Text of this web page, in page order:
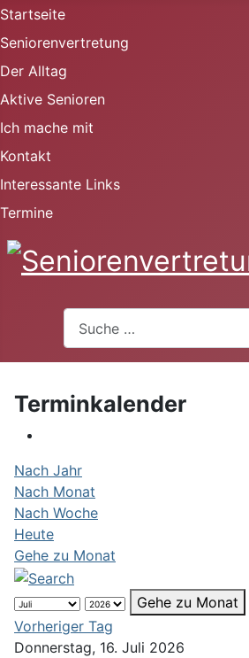
Startseite
Seniorenvertretung
Der Alltag
Aktive Senioren
Ich mache mit
Kontakt
Interessante Links
Termine
Terminkalender
Nach Jahr
Nach Monat
Nach Woche
Heute
Gehe zu Monat
Gehe zu Monat
Vorheriger Tag
Donnerstag, 16. Juli 2026